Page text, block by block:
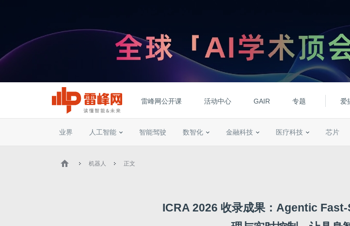
雷峰网公开课 活动中心 GAIR 专题 爱
业界 人工智能 智能驾驶 数智化 金融科技 医疗科技 芯片
机器人 正文
ICRA 2026 收录成果：Agentic